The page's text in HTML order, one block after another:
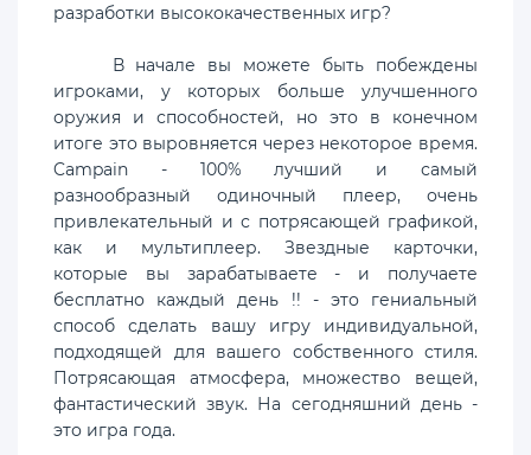
разработки высококачественных игр?
В начале вы можете быть побеждены
игроками, у которых больше улучшенного
оружия и способностей, но это в конечном
итоге это выровняется через некоторое время.
Campain - 100% лучший и самый
разнообразный одиночный плеер, очень
привлекательный и с потрясающей графикой,
как и мультиплеер. Звездные карточки,
которые вы зарабатываете - и получаете
бесплатно каждый день !! - это гениальный
способ сделать вашу игру индивидуальной,
подходящей для вашего собственного стиля.
Потрясающая атмосфера, множество вещей,
фантастический звук. На сегодняшний день -
это игра года.